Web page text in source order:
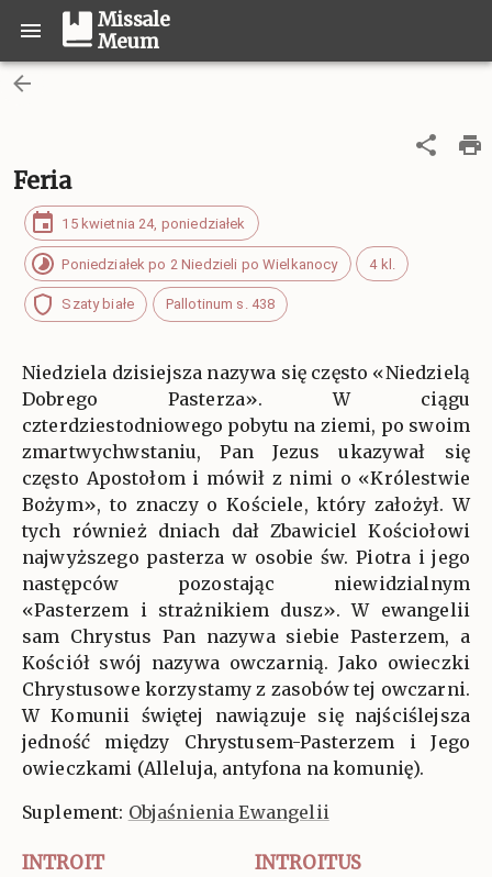
Missale
Meum
Feria
15 kwietnia 24, poniedziałek
Poniedziałek po 2 Niedzieli po Wielkanocy 4 kl.
Szaty białe Pallotinum s. 438
Niedziela dzisiejsza nazywa się często «Niedzielą
Dobrego Pasterza». W ciągu
czterdziestodniowego pobytu na ziemi, po swoim
zmartwychwstaniu, Pan Jezus ukazywał się
często Apostołom i mówił z nimi o «Królestwie
Bożym», to znaczy o Kościele, który założył. W
tych również dniach dał Zbawiciel Kościołowi
najwyższego pasterza w osobie św. Piotra i jego
następców pozostając niewidzialnym
«Pasterzem i strażnikiem dusz». W ewangelii
sam Chrystus Pan nazywa siebie Pasterzem, a
Kościół swój nazywa owczarnią. Jako owieczki
Chrystusowe korzystamy z zasobów tej owczarni.
W Komunii świętej nawiązuje się najściślejsza
jedność między Chrystusem-Pasterzem i Jego
owieczkami (Alleluja, antyfona na komunię).
Suplement: Objaśnienia Ewangelii
INTROIT INTROITUS